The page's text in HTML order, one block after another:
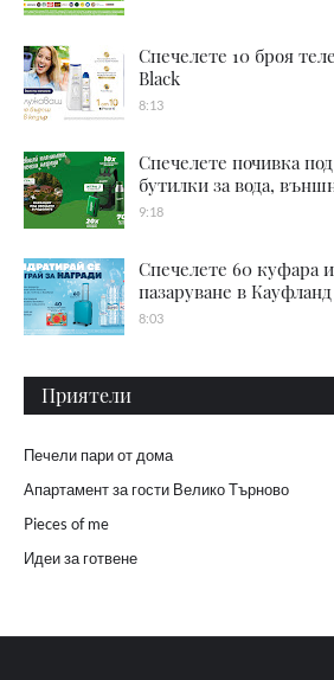
Спечелете 10 броя
Black
8:13
Спечелете почивка
бутилки за вода,
9:18
Спечелете 60 куфара
пазаруване в Кауфланд
8:03
Приятели
Печели пари от дома
Апартамент за гости Велико Търново
Pieces of me
Идеи за готвене